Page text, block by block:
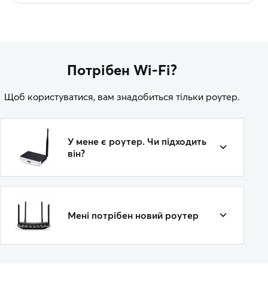
Потрібен Wi-Fi?
Щоб користуватися, вам знадобиться тільки роутер.
У мене є роутер. Чи підходить
він?
Мені потрібен новий роутер